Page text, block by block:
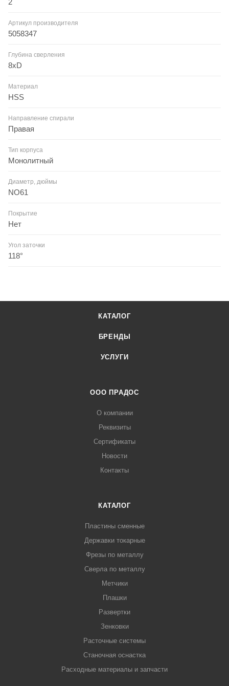
2
Артикул производителя
5058347
Глубина сверления
8xD
Материал
HSS
Направление спирали
Правая
Тип корпуса
Монолитный
Диаметр, дюймы
NO61
Покрытие
Нет
Угол заточки
118°
КАТАЛОГ
БРЕНДЫ
УСЛУГИ
ООО ПРАДОС
О компании
Реквизиты
Сертификаты
Новости
Контакты
КАТАЛОГ
Пластины сменные
Державки токарные
Фрезы по металлу
Сверла по металлу
Метчики
Плашки
Развертки
Зенковки
Расточные системы
Станочная оснастка
Расходные материалы и запчасти